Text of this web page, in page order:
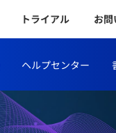
トライアル お
ヘルプセンター